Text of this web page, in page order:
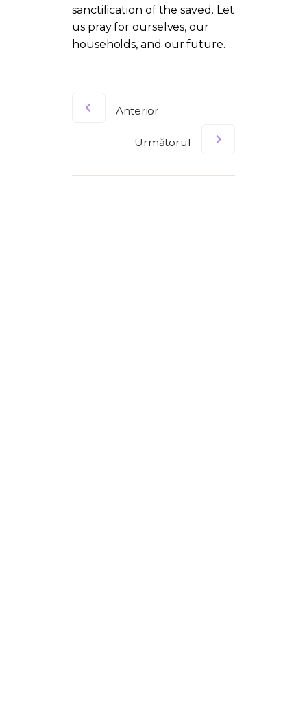
sanctification of the saved. Let
us pray for ourselves, our
households, and our future.
Anterior
Următorul